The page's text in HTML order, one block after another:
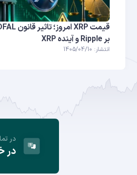
بر Ripple و آینده XRP
انتشار: 1405/04/10
در
در